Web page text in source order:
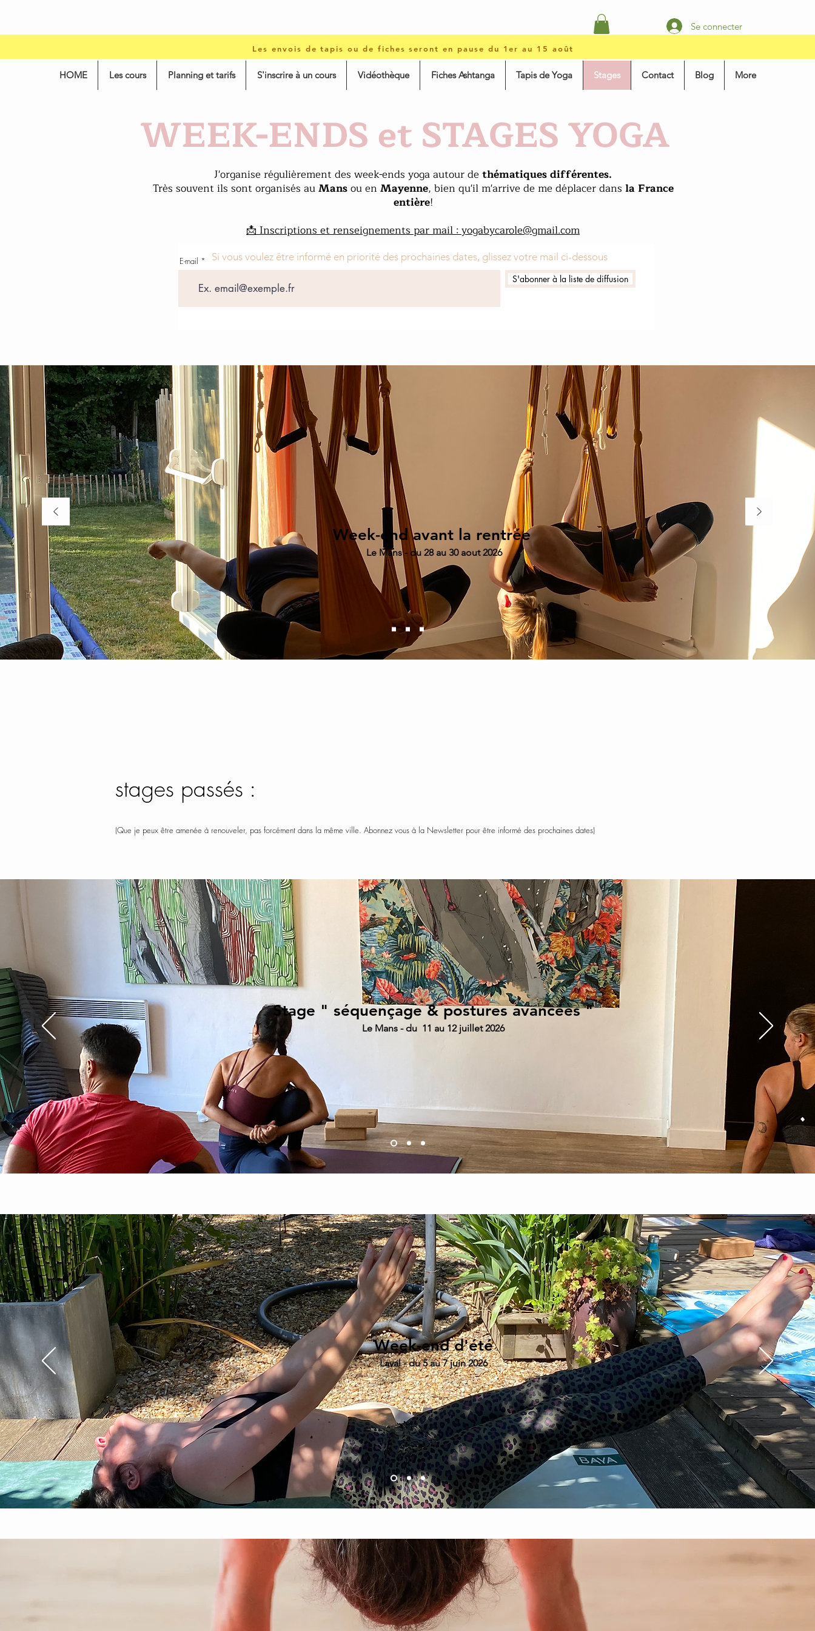
Se connecter
Les envois de tapis ou de fiches seront en pause du 1er au 15 août
HOME Les cours Planning et tarifs S'inscrire à un cours Vidéothèque Fiches Ashtanga Tapis de Yoga Stages Contact Blog More
WEEK-ENDS et STAGESYOGA
J'organise régulièrement des week-ends yoga autour de thématiques différentes.
Très souvent ils sont organisés auMansou en Mayenne, bien qu'il m'arrive de me déplacer dans la France
entière!
📩 Inscriptions et renseignements par mail :yogabycarole@gmail.com
Si vous voulez être informé en priorité des prochaines dates, glissez votre mail ci-dessous
E-mail
S'abonner à la liste de diffusion
Week-end avant la rentrée
Le Mans - du 28 au 30 aout 2026
stages passés :
(Que je peux être amenée à renouveler, pas forcément dans la même ville. Abonnez vous à la Newsletter pour être informé des prochaines dates)
Stage " séquençage & postures avancées "
Le Mans - du 11 au 12 juillet 2026
Week-end d'été
Laval - du 5 au 7 juin 2026